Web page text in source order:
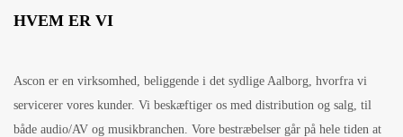
HVEM ER VI
Ascon er en virksomhed, beliggende i det sydlige Aalborg, hvorfra vi
servicerer vores kunder. Vi beskæftiger os med distribution og salg, til
både audio/AV og musikbranchen. Vore bestræbelser går på hele tiden at